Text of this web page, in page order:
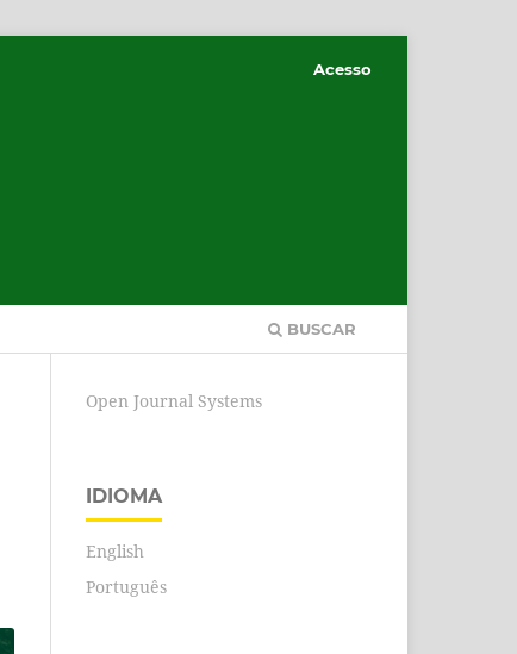
BUSCAR
Acesso
Open Journal Systems
IDIOMA
English
Português